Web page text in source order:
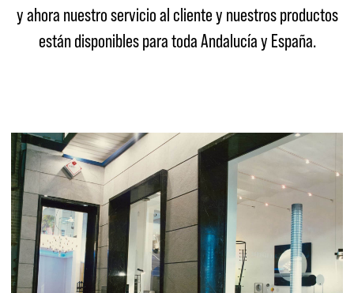
y ahora nuestro servicio al cliente y nuestros productos
están disponibles para toda Andalucía y España.